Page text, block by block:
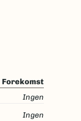
Forekomst
Ingen
Ingen